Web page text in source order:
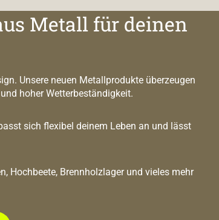
Metall für deinen
Unsere neuen Metallprodukte überzeugen
hoher Wetterbeständigkeit.
sich flexibel deinem Leben an und lässt
Hochbeete, Brennholzlager und vieles mehr